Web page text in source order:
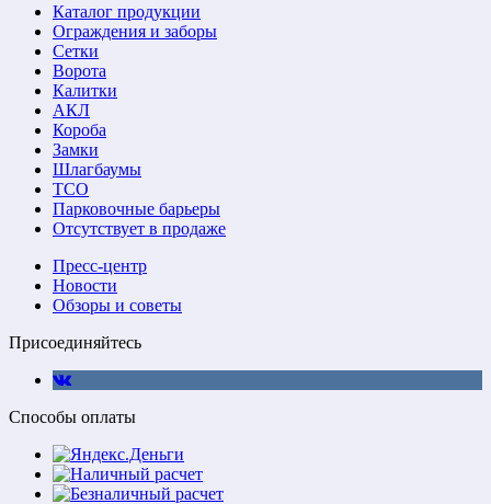
Каталог продукции
Ограждения и заборы
Сетки
Ворота
Калитки
АКЛ
Короба
Замки
Шлагбаумы
ТСО
Парковочные барьеры
Отсутствует в продаже
Пресс-центр
Новости
Обзоры и советы
Присоединяйтесь
Способы оплаты